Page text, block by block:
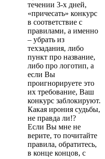
течении 3-х дней,
«причесать» конкурс
в соответствие с
правилами, а именно
– убрать из
техзадания, либо
пункт про название,
либо про логотип, а
если Вы
проигнорируете это
их требование, Ваш
конкурс заблокируют.
Какая ирония судьбы,
не правда ли!?
Если Вы мне не
верите, то почитайте
правила, обратитесь,
в конце концов, с